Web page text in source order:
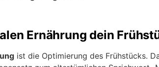
Ernährung dein
ist die Optimierung des Frühstücks.